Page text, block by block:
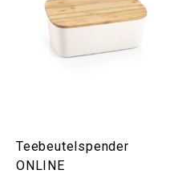
Teebeutelspender
ONLINE